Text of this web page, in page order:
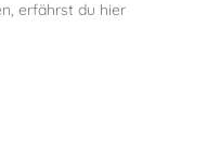
erfährst du hier